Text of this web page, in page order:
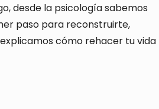
desde la psicología sabemos
paso para reconstruirte,
cómo rehacer tu vida